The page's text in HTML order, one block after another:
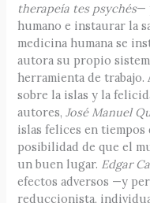
therapeía tes psychés—
humano e instaurar la
medicina humana se
autora su propio
herramienta de
sobre la islas y la
autores,José Manuel
islas felices en
posibilidad de que el
un buen lugar. Edgar
efectos adversos —y
reduccionista,